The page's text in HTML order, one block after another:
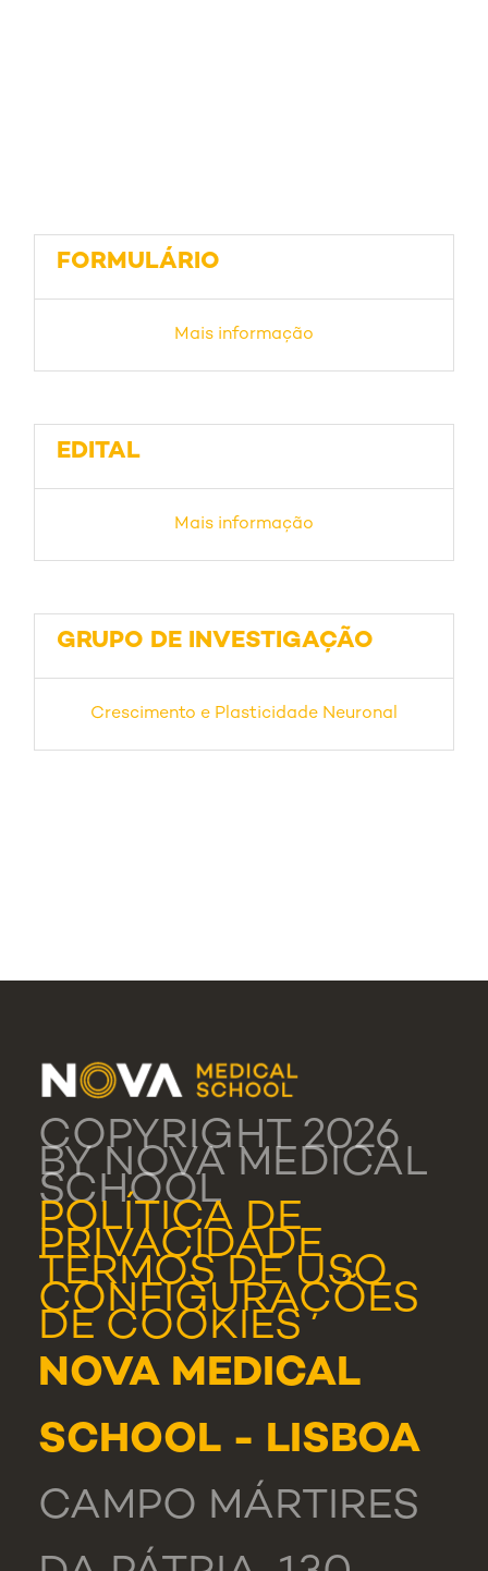
FORMULÁRIO
Mais informação
EDITAL
Mais informação
GRUPO DE INVESTIGAÇÃO
Crescimento e Plasticidade Neuronal
COPYRIGHT 2026
BY NOVA MEDICAL
SCHOOL
POLÍTICA DE
PRIVACIDADE
TERMOS DE USO
CONFIGURAÇÕES
DE COOKIES
NOVA MEDICAL
SCHOOL - LISBOA
CAMPO MÁRTIRES